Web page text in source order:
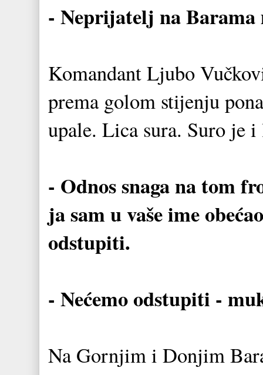
- Neprijatelj na
Komandant Ljubo
prema golom stijenju
upale. Lica sura. Suro je
- Odnos snaga na tom
ja sam u vaše ime
odstupiti.
- Nećemo odstupiti -
Na Gornjim i Donjim